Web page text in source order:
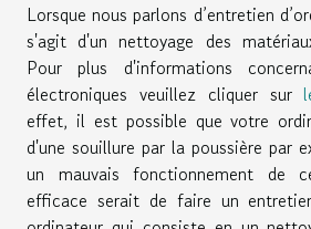
Lorsque nous parlons d’entretien
s'agit d'un nettoyage des
Pour plus d'informations
électroniques veuillez cliquer sur
effet, il est possible que votre
d'une souillure par la poussière par
un mauvais fonctionnement de
efficace serait de faire un